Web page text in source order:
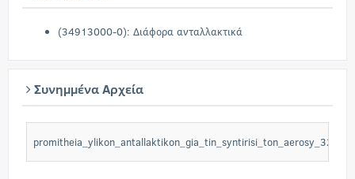
(34913000-0): Διάφορα ανταλλακτικά
Συνημμένα Αρχεία